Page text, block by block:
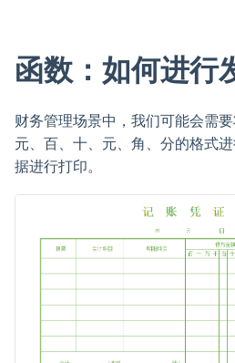
函数：如何进行
财务管理场景中，我们可能会需要
元、百、十、元、角、分的格式
据进行打印。